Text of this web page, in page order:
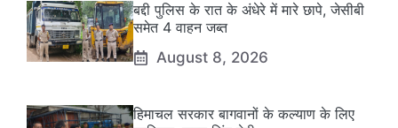
बद्दी पुलिस के रात के अंधेरे में मारे छापे, जेसीबी
समेत 4 वाहन जब्त
August 8, 2026
हिमाचल सरकार बागवानों के कल्याण के लिए